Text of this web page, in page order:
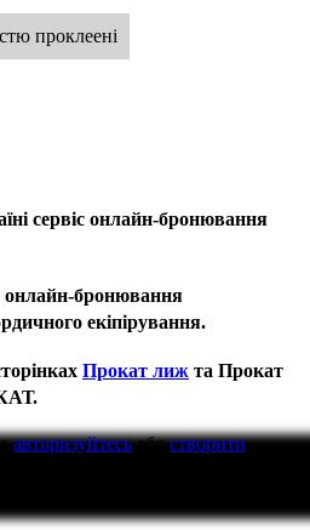
проклеені
сервіс онлайн-бронювання
онлайн-бронювання
екіпірування.
Прокат лиж та Прокат
авторизуйтесьабостворити